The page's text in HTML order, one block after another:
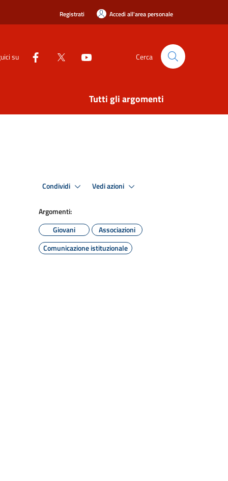
Registrati Accedi all'area personale
su Cerca
Tutti gli argomenti
Condividi Vedi azioni
Argomenti:
Giovani
Associazioni
Comunicazione istituzionale